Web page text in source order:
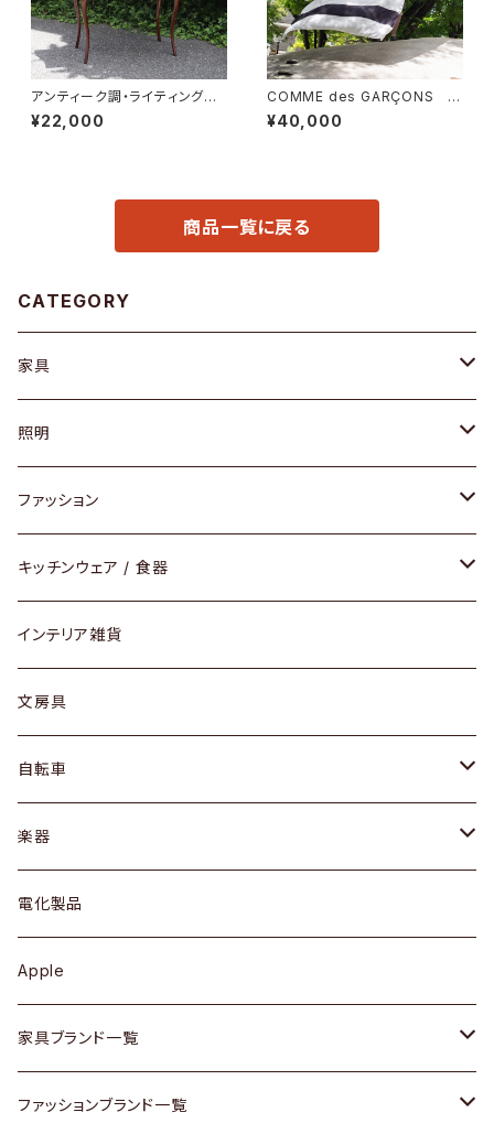
アンティーク調・ライティングデ
スク
¥22,000
COMME des GARÇONS 一
枚布
¥40,000
商品一覧に戻る
CATEGORY
家具
ソファ / ベンチ
チェア / スツール
ダイニングセット / ダイニングテーブル
ローテーブル / サイドテーブル
デスク / コンソール
ドレッサー
シェルフ
キュリオケース / 飾り棚
カップボード / 食器棚
チェスト
その他家具
照明
ペンダントライト
テーブルランプ / デスクスタンド
フロアライト
ファッション
アクセサリー
リング
ピアス / イヤリング
財布
バッグ
アウター
トップス
ワンピース
ボトムス
靴
スカーフ
キッチンウェア / 食器
グラス / タンブラー
カップ / マグ
プレート / ボウル
カトラリー
ケトル / ティーポット
鍋 / フライパン
Vintage / ヴィンテージ
銀製品
インテリア雑貨
文房具
自転車
dahon
楽器
ギター
ベース
その他楽器
電化製品
Apple
家具ブランド一覧
ACME Furniture / アクメ ファニチャー
ファッションブランド一覧